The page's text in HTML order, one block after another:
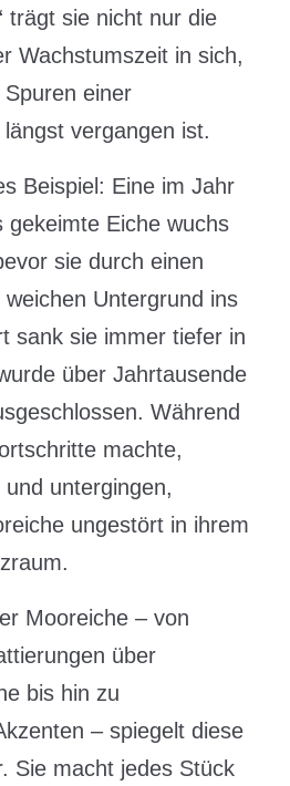
trägt sie nicht nur die
Wachstumszeit in sich,
einer
vergangen ist.
Beispiel: Eine im Jahr
gekeimte Eiche wuchs
sie durch einen
Untergrund ins
sank sie immer tiefer in
über Jahrtausende
Während
machte,
untergingen,
ungestört in ihrem
Mooreiche – von
über
bis hin zu
– spiegelt diese
Sie macht jedes Stück